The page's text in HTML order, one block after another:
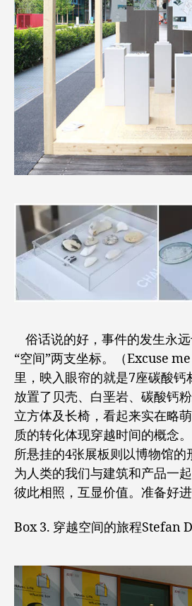
俗话说的好，事件的发生永
“空间”两支坐标。（Excuse
里，映入眼帘的就是7座碳酸钙
放置了贝壳、白垩岩、碳酸钙
立方体及长椅，看起来实在略
质的转化体现穿越时间的概念
所悬挂的4张展板则以博物馆
为人类的我们与建筑和产品一
彼此相照，互显价值。准备好
Box 3. 穿越空间的旅程Stefan